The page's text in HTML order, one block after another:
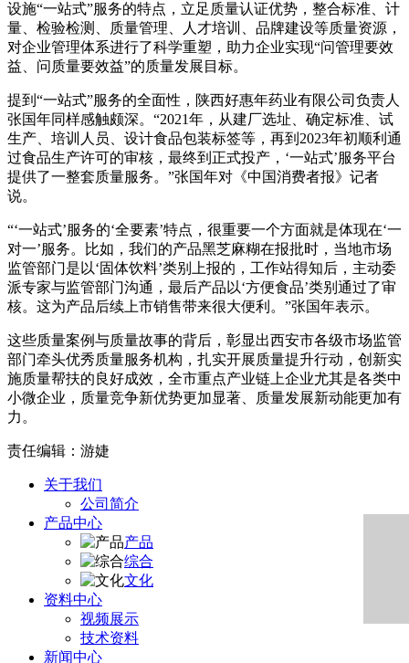
设施“一站式”服务的特点，立足质量认证优势，整合标准、计
量、检验检测、质量管理、人才培训、品牌建设等质量资源，
对企业管理体系进行了科学重塑，助力企业实现“问管理要效
益、问质量要效益”的质量发展目标。
提到“一站式”服务的全面性，陕西好惠年药业有限公司负责人
张国年同样感触颇深。“2021年，从建厂选址、确定标准、试
生产、培训人员、设计食品包装标签等，再到2023年初顺利通
过食品生产许可的审核，最终到正式投产，‘一站式’服务平台
提供了一整套质量服务。”张国年对《中国消费者报》记者
说。
“‘一站式’服务的‘全要素’特点，很重要一个方面就是体现在‘一
对一’服务。比如，我们的产品黑芝麻糊在报批时，当地市场
监管部门是以‘固体饮料’类别上报的，工作站得知后，主动委
派专家与监管部门沟通，最后产品以‘方便食品’类别通过了审
核。这为产品后续上市销售带来很大便利。”张国年表示。
这些质量案例与质量故事的背后，彰显出西安市各级市场监管
部门牵头优秀质量服务机构，扎实开展质量提升行动，创新实
施质量帮扶的良好成效，全市重点产业链上企业尤其是各类中
小微企业，质量竞争新优势更加显著、质量发展新动能更加有
力。
责任编辑：游婕
关于我们
公司简介
产品中心
产品
综合
文化
资料中心
视频展示
技术资料
新闻中心